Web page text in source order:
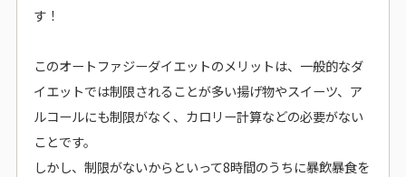
す！
このオートファジーダイエットのメリットは、一般的なダ
イエットでは制限されることが多い揚げ物やスイーツ、ア
ルコールにも制限がなく、カロリー計算などの必要がない
ことです。
しかし、制限がないからといって8時間のうちに暴飲暴食を